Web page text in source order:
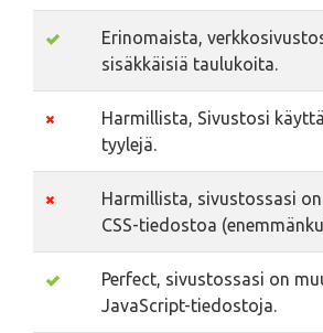
Erinomaista,
sisäkkäisiä taulukoita.
Harmillista, Sivustosi
tyylejä.
Harmillista, sivustossasi
CSS-tiedostoa
Perfect, sivustossasi on
JavaScript-tiedostoja.